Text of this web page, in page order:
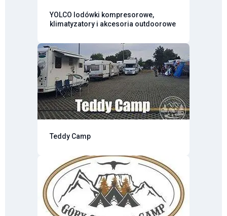
YOLCO lodówki kompresorowe,
klimatyzatory i akcesoria outdoorowe
Teddy Camp